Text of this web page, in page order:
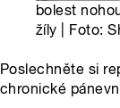
bolest
žíly | Foto:
Poslechněte si
chronické